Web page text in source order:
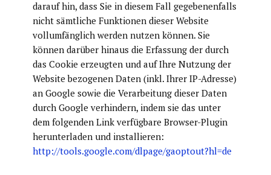
darauf hin, dass Sie in diesem Fall gegebenenfalls
nicht sämtliche Funktionen dieser Website
vollumfänglich werden nutzen können. Sie
können darüber hinaus die Erfassung der durch
das Cookie erzeugten und auf Ihre Nutzung der
Website bezogenen Daten (inkl. Ihrer IP-Adresse)
an Google sowie die Verarbeitung dieser Daten
durch Google verhindern, indem sie das unter
dem folgenden Link verfügbare Browser-Plugin
herunterladen und installieren:
http://tools.google.com/dlpage/gaoptout?hl=de